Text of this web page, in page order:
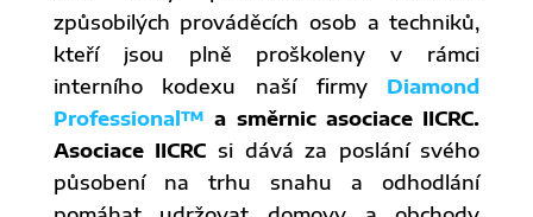
způsobilých prováděcích osob a techniků,
kteří jsou plně proškoleny v rámci
interního kodexu naší firmy Diamond
Professional™ a směrnic asociace IICRC.
Asociace IICRC si dává za poslání svého
působení na trhu snahu a odhodlání